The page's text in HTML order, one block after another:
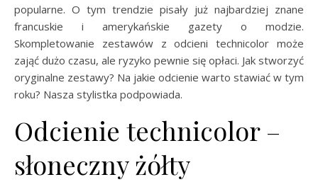
popularne. O tym trendzie pisały już najbardziej znane
francuskie i amerykańskie gazety o modzie.
Skompletowanie zestawów z odcieni technicolor może
zająć dużo czasu, ale ryzyko pewnie się opłaci. Jak stworzyć
oryginalne zestawy? Na jakie odcienie warto stawiać w tym
roku? Nasza stylistka podpowiada.
Odcienie technicolor –
słoneczny żółty